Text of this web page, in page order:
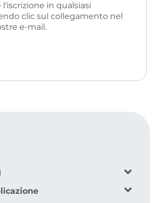
in qualsiasi
clic sul collegamento nel
e-mail.